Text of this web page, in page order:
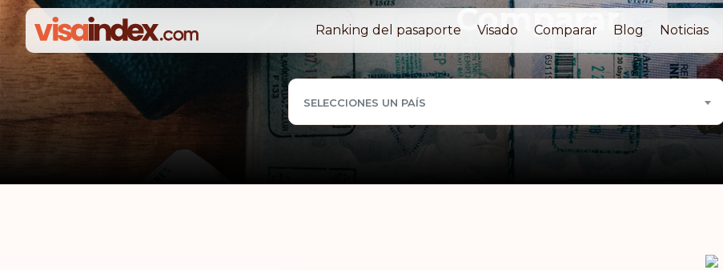
Ranking del pasaporte Visado Comparar Blog Noticias
Comparar
SELECCIONES UN PAÍS